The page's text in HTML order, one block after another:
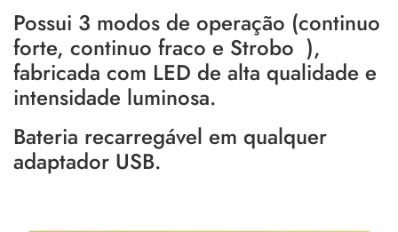
Possui 3 modos de operação (continuo
forte, continuo fraco e Strobo ),
fabricada com LED de alta qualidade e
intensidade luminosa.
Bateria recarregável em qualquer
adaptador USB.